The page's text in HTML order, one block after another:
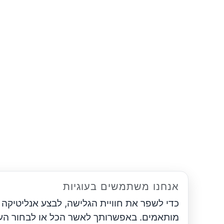
אנחנו משתמשים בעוגיות
כדי לשפר את חוויית הגלישה, לבצע אנליטיקה ולהציג
מותאמים. באפשרותך לאשר הכל או לבחור העדפות.